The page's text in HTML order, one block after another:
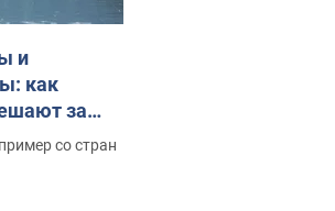
и
как
за
со стран